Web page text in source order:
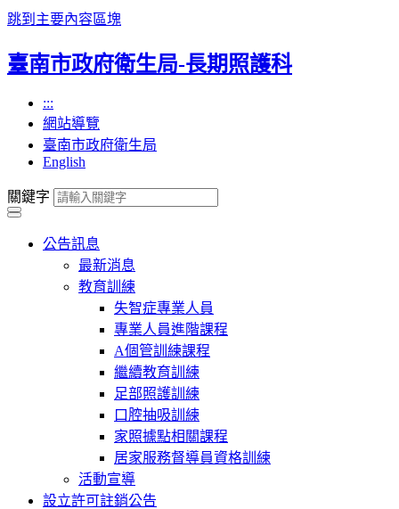
跳到主要內容區塊
臺南市政府衛生局-長期照護科
:::
網站導覽
臺南市政府衛生局
English
關鍵字
公告訊息
最新消息
教育訓練
失智症專業人員
專業人員進階課程
A個管訓練課程
繼續教育訓練
足部照護訓練
口腔抽吸訓練
家照據點相關課程
居家服務督導員資格訓練
活動宣導
設立許可註銷公告